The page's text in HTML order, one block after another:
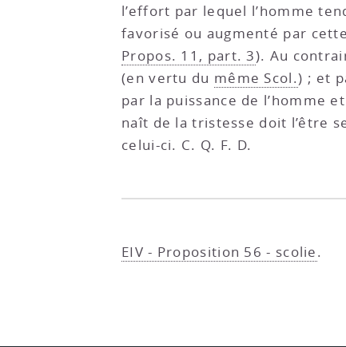
l’effort par lequel l’homme
favorisé ou augmenté par
Propos. 11, part. 3). Au
(en vertu du même Scol.) ; et
par la puissance de l’homme
naît de la tristesse doit l’être
celui-ci. C. Q. F. D.
EIV - Proposition 56 - scolie.